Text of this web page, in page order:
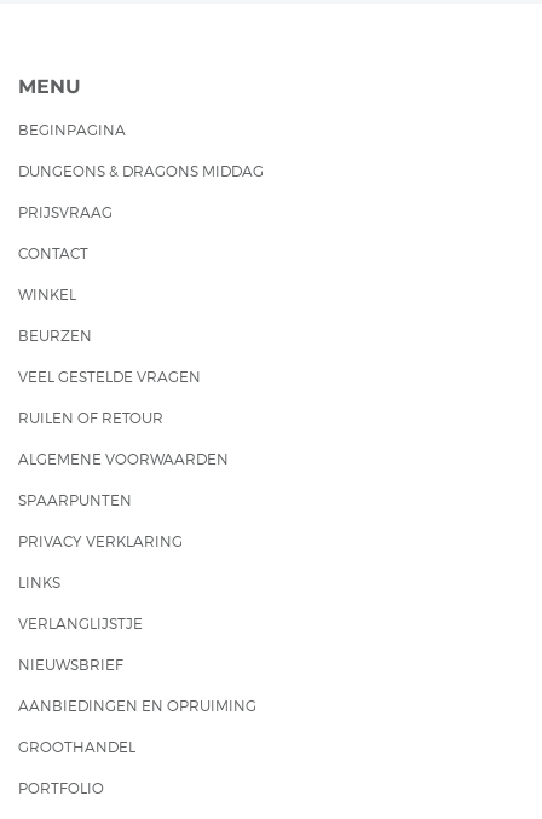
MENU
BEGINPAGINA
DUNGEONS & DRAGONS MIDDAG
PRIJSVRAAG
CONTACT
WINKEL
BEURZEN
VEEL GESTELDE VRAGEN
RUILEN OF RETOUR
ALGEMENE VOORWAARDEN
SPAARPUNTEN
PRIVACY VERKLARING
LINKS
VERLANGLIJSTJE
NIEUWSBRIEF
AANBIEDINGEN EN OPRUIMING
GROOTHANDEL
PORTFOLIO